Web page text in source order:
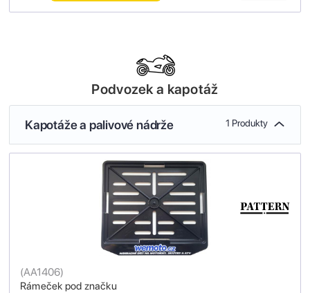
Podvozek a kapotáž
Kapotáže a palivové nádrže 1 Produkty
Rámeček pod značku
(AA1406)